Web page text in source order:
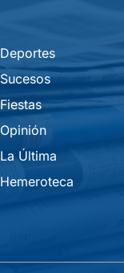
Deportes
Sucesos
Fiestas
Opinión
La Última
Hemeroteca